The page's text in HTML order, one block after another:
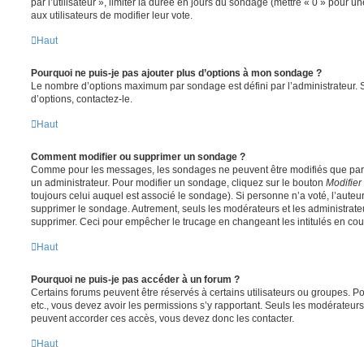
aux utilisateurs de modifier leur vote.
Haut
Pourquoi ne puis-je pas ajouter plus d’options à mon sondage ?
Le nombre d’options maximum par sondage est défini par l’administrateur.
d’options, contactez-le.
Haut
Comment modifier ou supprimer un sondage ?
Comme pour les messages, les sondages ne peuvent être modifiés que
un administrateur. Pour modifier un sondage, cliquez sur le bouton Modifier
toujours celui auquel est associé le sondage). Si personne n’a voté,
supprimer le sondage. Autrement, seuls les modérateurs et les
supprimer. Ceci pour empêcher le trucage en changeant les intitulés en
Haut
Pourquoi ne puis-je pas accéder à un forum ?
Certains forums peuvent être réservés à certains utilisateurs ou groupes.
etc., vous devez avoir les permissions s’y rapportant. Seuls les
peuvent accorder ces accès, vous devez donc les contacter.
Haut